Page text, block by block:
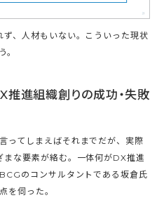
、人材もいない。こういった現状
。
推進組織創りの成功・失敗
ってしまえばそれまでだが、実際
な要素が絡む。一体何がDX推進
のコンサルタントである坂倉氏
を伺った。